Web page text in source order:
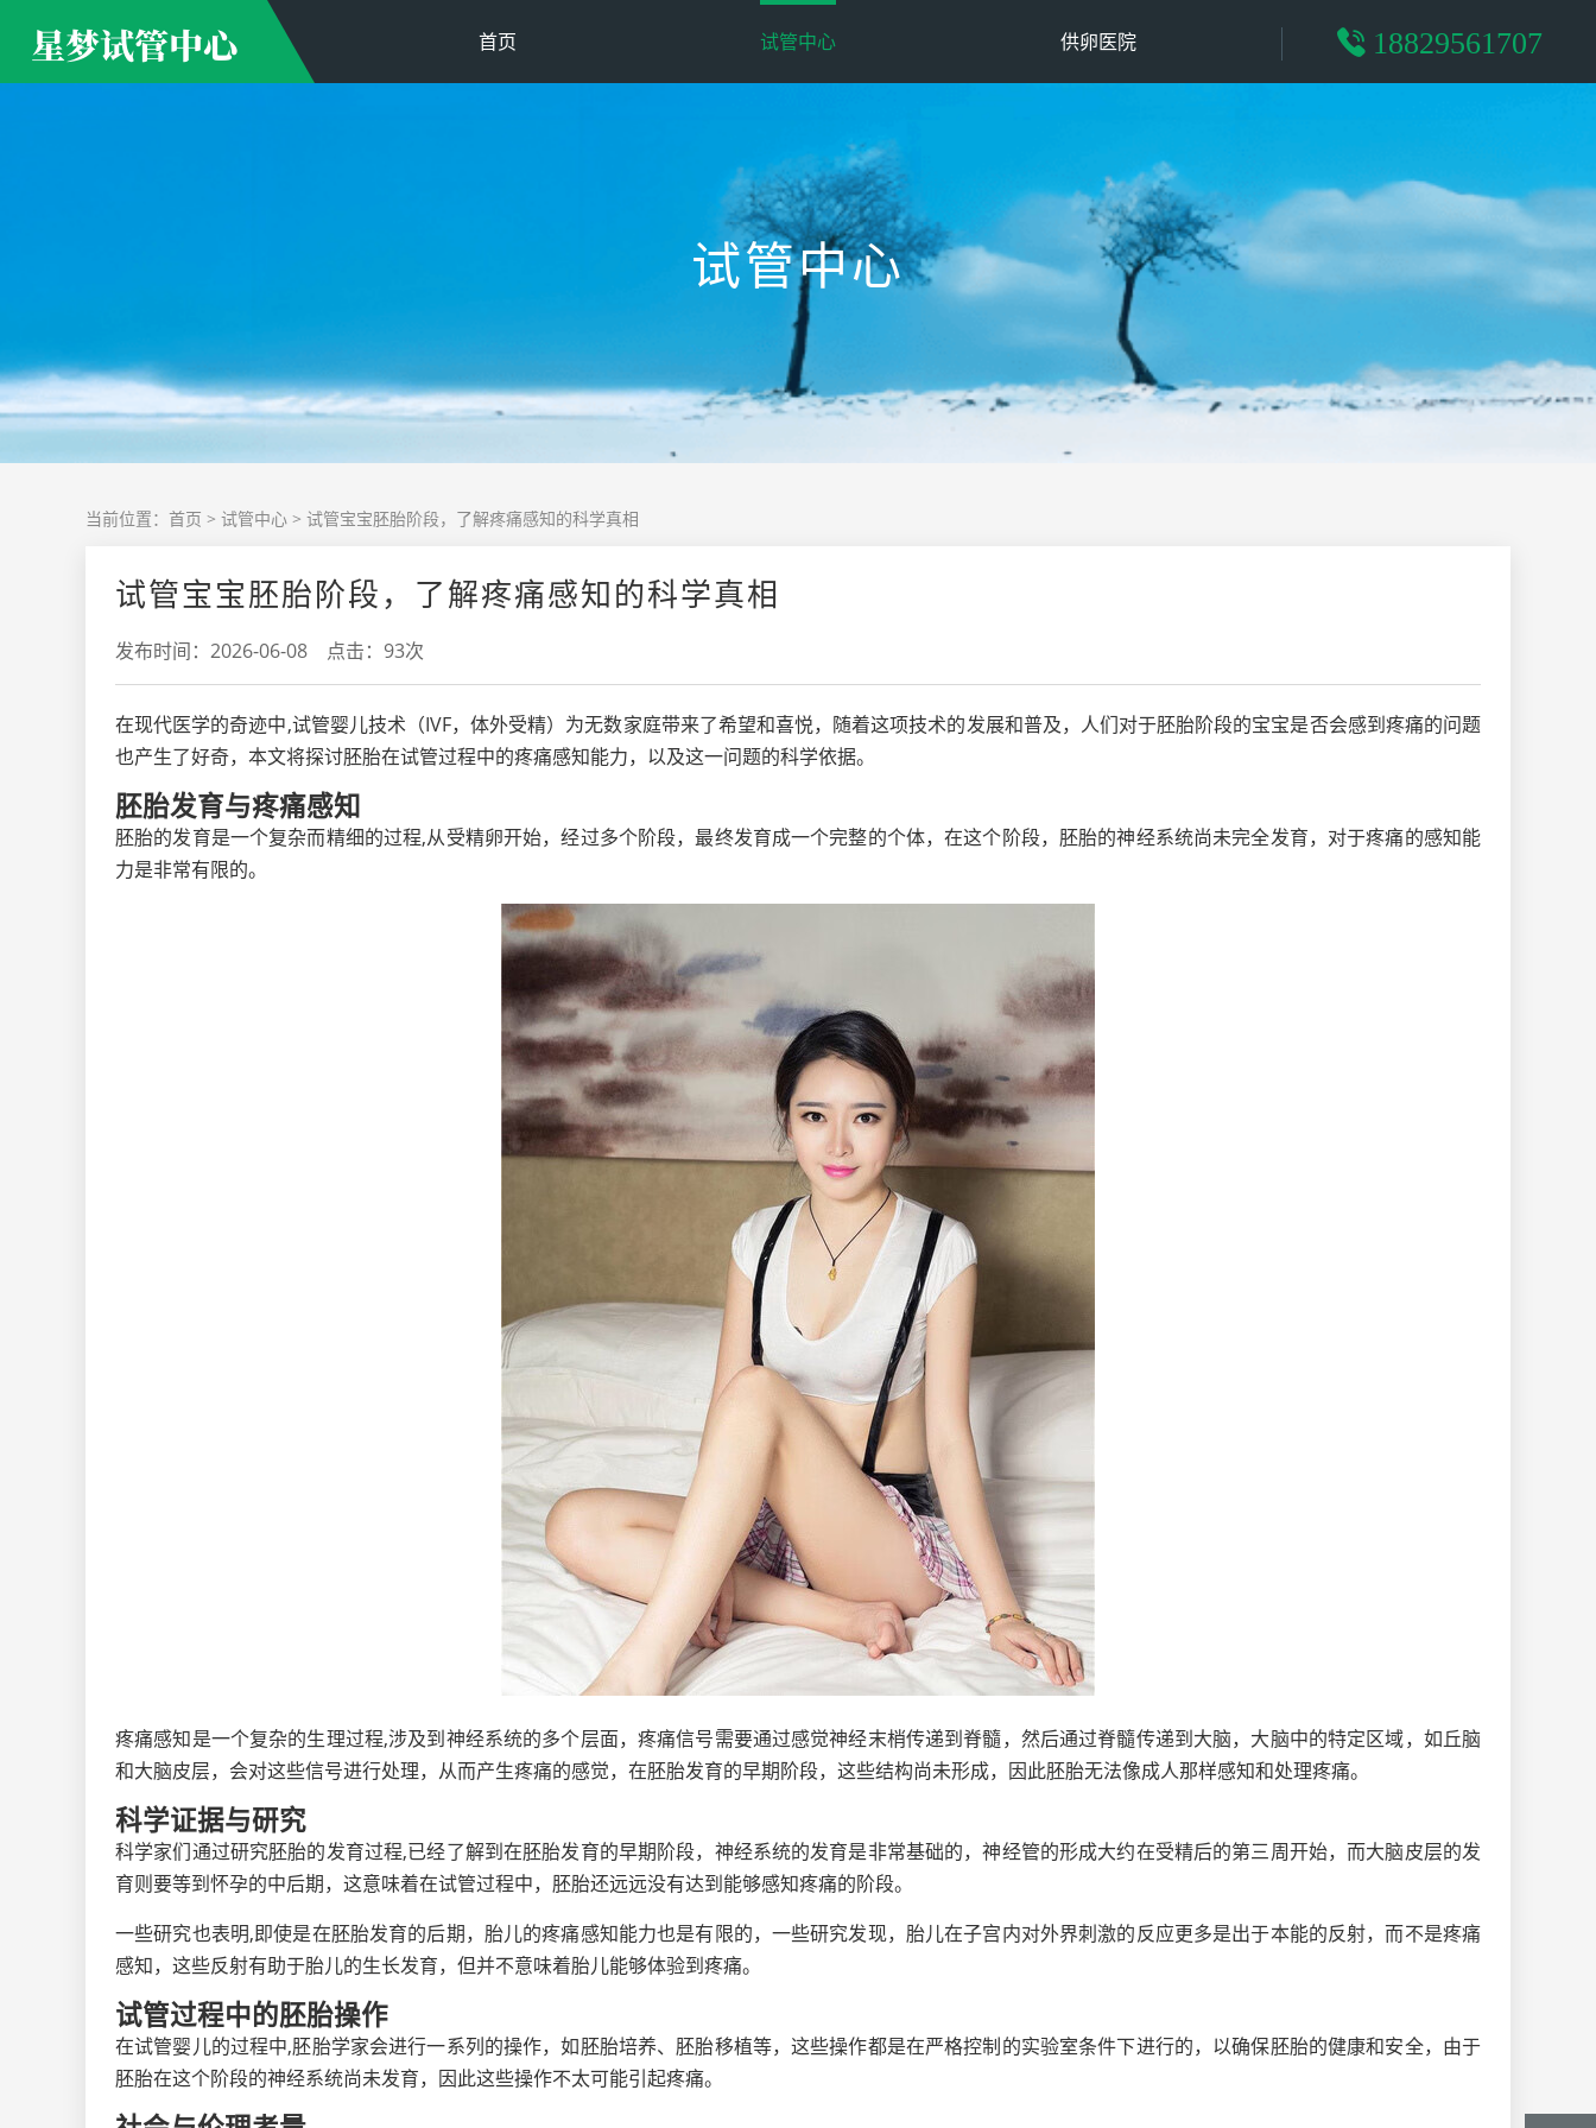
首页 试管中心 供卵医院 18829561707
试管中心
当前位置： 首页 > 试管中心 > 试管宝宝胚胎阶段，了解疼痛感知的科学真相
试管宝宝胚胎阶段，了解疼痛感知的科学真相
发布时间：2026-06-08 点击：93次
在现代医学的奇迹中,试管婴儿技术（IVF，体外受精）为无数家庭带来了希望和喜悦，随着这项技术的发展和普及，人们对于胚胎阶段的宝宝是否会感到疼痛的问题
也产生了好奇，本文将探讨胚胎在试管过程中的疼痛感知能力，以及这一问题的科学依据。
胚胎发育与疼痛感知
胚胎的发育是一个复杂而精细的过程,从受精卵开始，经过多个阶段，最终发育成一个完整的个体，在这个阶段，胚胎的神经系统尚未完全发育，对于疼痛的感知能
力是非常有限的。
疼痛感知是一个复杂的生理过程,涉及到神经系统的多个层面，疼痛信号需要通过感觉神经末梢传递到脊髓，然后通过脊髓传递到大脑，大脑中的特定区域，如丘脑
和大脑皮层，会对这些信号进行处理，从而产生疼痛的感觉，在胚胎发育的早期阶段，这些结构尚未形成，因此胚胎无法像成人那样感知和处理疼痛。
科学证据与研究
科学家们通过研究胚胎的发育过程,已经了解到在胚胎发育的早期阶段，神经系统的发育是非常基础的，神经管的形成大约在受精后的第三周开始，而大脑皮层的发
育则要等到怀孕的中后期，这意味着在试管过程中，胚胎还远远没有达到能够感知疼痛的阶段。
一些研究也表明,即使是在胚胎发育的后期，胎儿的疼痛感知能力也是有限的，一些研究发现，胎儿在子宫内对外界刺激的反应更多是出于本能的反射，而不是疼痛
感知，这些反射有助于胎儿的生长发育，但并不意味着胎儿能够体验到疼痛。
试管过程中的胚胎操作
在试管婴儿的过程中,胚胎学家会进行一系列的操作，如胚胎培养、胚胎移植等，这些操作都是在严格控制的实验室条件下进行的，以确保胚胎的健康和安全，由于
胚胎在这个阶段的神经系统尚未发育，因此这些操作不太可能引起疼痛。